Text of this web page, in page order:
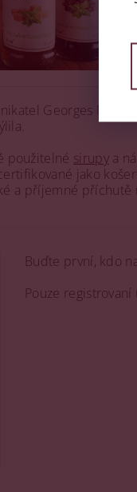
Georges
použitelné sirupya
jako
a příjemné
Buďte první, kdo
Pouze